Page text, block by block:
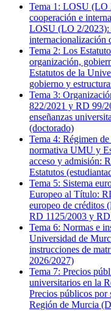
Tema 1 : LOSU (LO
cooperación e
LOSU (LO 2/2023):
internacionalización
Tema 2: Los
organización,
Estatutos de la
gobierno y
Tema 3:
822/2021 y RD 99/
enseñanzas
(doctorado)
Tema 4: Régimen
normativa UMU y
acceso y admisión:
Estatutos
Tema 5: Sistema
Europeo al Título:
europeo de créditos
RD 1125/2003 y
Tema 6: Normas e
Universidad de
instrucciones de
2026/2027)
Tema 7: Precios
universitarios en la
Precios públicos por
Región de Murcia